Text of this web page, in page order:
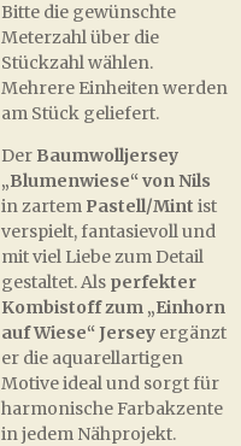
Bitte die gewünschte
Meterzahl über die
Stückzahl wählen.
Mehrere Einheiten werden
am Stück geliefert.
Der Baumwolljersey
„Blumenwiese“ von Nils
in zartem Pastell/Mint ist
verspielt, fantasievoll und
mit viel Liebe zum Detail
gestaltet. Als perfekter
Kombistoff zum „Einhorn
auf Wiese“ Jersey ergänzt
er die aquarellartigen
Motive ideal und sorgt für
harmonische Farbakzente
in jedem Nähprojekt.